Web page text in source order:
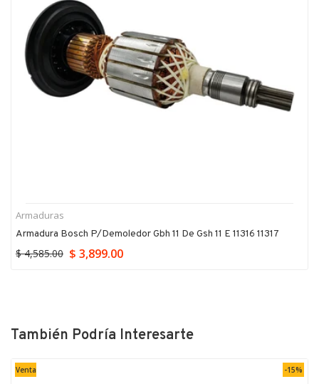
Armaduras
Armadura Bosch P/demoledor Gbh 11 De Gsh 11 E 11316 11317
$ 4,585.00 $ 3,899.00
También Podría Interesarte
Venta -15%